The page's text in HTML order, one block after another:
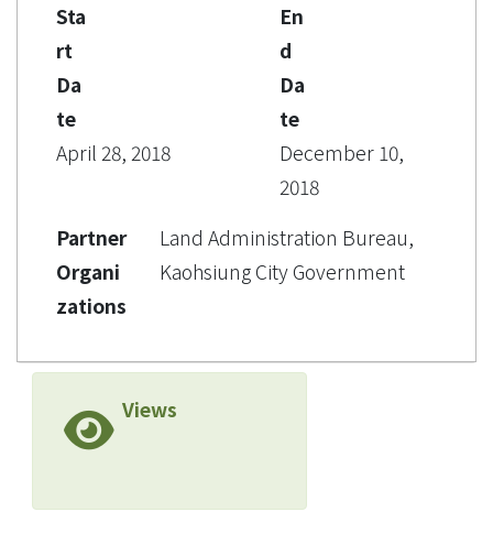
Sta
rt
Da
te
April 28, 2018
En
d
Da
te
December 10,
2018
Partner
Organi
zations
Land Administration Bureau,
Kaohsiung City Government
Views